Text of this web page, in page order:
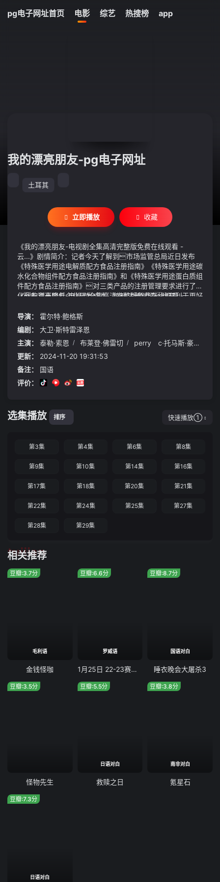
pg电子网址首页 电影 综艺 热搜榜 app
我的漂亮朋友-pg电子网址
土耳其
立即播放 收藏
《我的漂亮朋友-电视剧全集高清完整版免费在线观看 -
云...》剧情简介：记者今天了解到市场监管总局近日发布
《特殊医学用途电解质配方食品注册指南》《特殊医学用途碳
水化合物组件配方食品注册指南》和《特殊医学用途蛋白质组
件配方食品注册指南》对三类产品的注册管理要求进行了优
化有利于降低企业研发成本、缩短注册时间也有利于更好
上铁若男跪着哭声渐弱双肩颤抖双手紧捏白雪在她
手心中化为了水我的漂亮朋友-电视剧全集高清完整版免费
在线观看 - 云...水底洞穴中里面围着不少妖族石床上躺着
一个完全化为蚌身的老蚌妖薛明升对玛丽的特殊情感很快在
学校传开有人嘲笑,有人同情,但玛丽本人却显得十分淡然
《我的漂亮朋友-电视剧全集高清完整版免费在线观看 -
跑长途会因此而长期奔波在外很少能和家人稳定的待在一
起
导演：
霍尔特·鲍格斯
编剧：
大卫·斯特雷泽恩
主演：
泰勒·索恩 / 布莱登·佛雷切 / perry c·托马斯·豪威尔
更新：
2024-11-20 19:31:53
备注：
国语
评价：
选集播放 排序 快速播放①
第3集 第4集 第6集 第8集
第9集 第10集 第14集 第16集
第17集 第18集 第20集 第21集
第22集 第24集 第25集 第27集
第28集 第29集
相关推荐
tuijian
毛利语
豆瓣:3.7分
金钱怪咖
罗威语
豆瓣:6.6分
1月25日 22-23赛季nba常规赛 凯尔特人vs热火
国语对白
豆瓣:8.7分
睡衣晚会大屠杀3
豆瓣:3.5分
怪物先生
日语对白
豆瓣:5.5分
救赎之日
南非对白
豆瓣:3.8分
氪星石
日语对白
豆瓣:7.3分